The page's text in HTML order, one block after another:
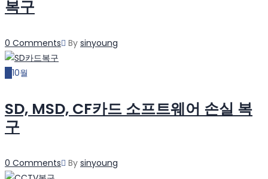
복구
0 Comments By Author
sinyoung
10월
SD, MSD, CF카드 소프트웨어 손실 복
구
0 Comments By Author
sinyoung